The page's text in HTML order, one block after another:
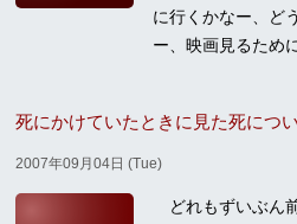
に行くかなー、ど
ー、映画見るため
死にかけていたときに見た死につ
2007年09月04日 (Tue)
どれもずいぶん